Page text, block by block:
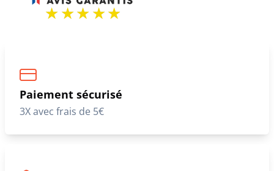
Paiement sécurisé
3X avec frais de 5€